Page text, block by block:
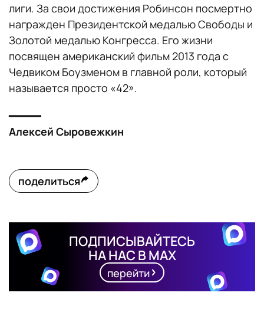
лиги. За свои достижения Робинсон посмертно
награжден Президентской медалью Свободы и
Золотой медалью Конгресса. Его жизни
посвящен американский фильм 2013 года с
Чедвиком Боузменом в главной роли, который
называется просто «42».
━━━━━
Алексей Сыровежкин
поделиться
ПОДПИСЫВАЙТЕСЬ
НА НАС В MAX
перейти